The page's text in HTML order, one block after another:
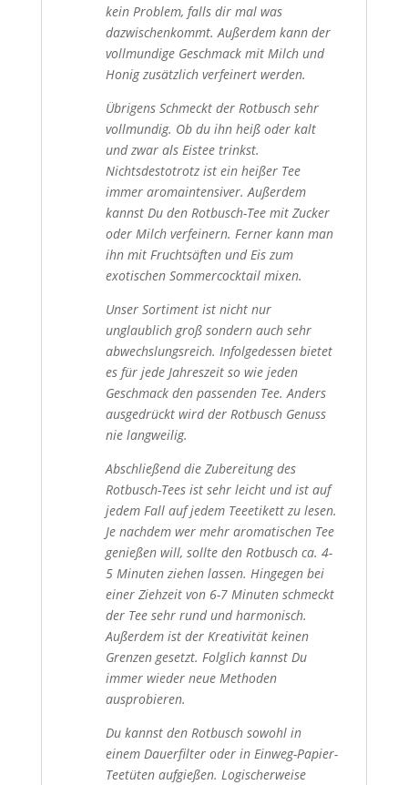
kein Problem, falls dir mal was
dazwischenkommt. Außerdem kann der
vollmundige Geschmack mit Milch und
Honig zusätzlich verfeinert werden.
Übrigens Schmeckt der Rotbusch sehr
vollmundig. Ob du ihn heiß oder kalt
und zwar als Eistee trinkst.
Nichtsdestotrotz ist ein heißer Tee
immer aromaintensiver. Außerdem
kannst Du den Rotbusch-Tee mit Zucker
oder Milch verfeinern. Ferner kann man
ihn mit Fruchtsäften und Eis zum
exotischen Sommercocktail mixen.
Unser Sortiment ist nicht nur
unglaublich groß sondern auch sehr
abwechslungsreich. Infolgedessen bietet
es für jede Jahreszeit so wie jeden
Geschmack den passenden Tee. Anders
ausgedrückt wird der Rotbusch Genuss
nie langweilig.
Abschließend die Zubereitung des
Rotbusch-Tees ist sehr leicht und ist auf
jedem Fall auf jedem Teeetikett zu lesen.
Je nachdem wer mehr aromatischen Tee
genießen will, sollte den Rotbusch ca. 4-
5 Minuten ziehen lassen. Hingegen bei
einer Ziehzeit von 6-7 Minuten schmeckt
der Tee sehr rund und harmonisch.
Außerdem ist der Kreativität keinen
Grenzen gesetzt. Folglich kannst Du
immer wieder neue Methoden
ausprobieren.
Du kannst den Rotbusch sowohl in
einem Dauerfilter oder in Einweg-Papier-
Teetüten aufgießen. Logischerweise